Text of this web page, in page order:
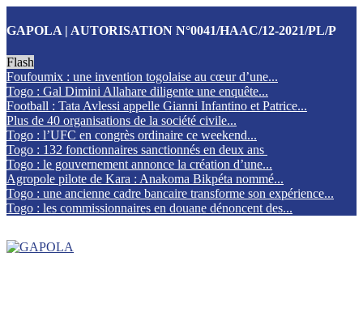
GAPOLA | AUTORISATION N°0041/HAAC/12-2021/PL/P
Flash
Foufoumix : une invention togolaise au cœur d’une...
Togo : Gal Dimini Allahare diligente une enquête...
Football : Tata Avlessi appelle Gianni Infantino et Patrice...
Plus de 40 organisations de la société civile...
Togo : l’UFC en congrès ordinaire ce weekend...
Togo : 132 fonctionnaires sanctionnés en deux ans
Togo : le gouvernement annonce la création d’une...
Agropole pilote de Kara : Anakoma Bikpéta nommé...
Togo : une ancienne cadre bancaire transforme son expérience...
Togo : les commissionnaires en douane dénoncent des...